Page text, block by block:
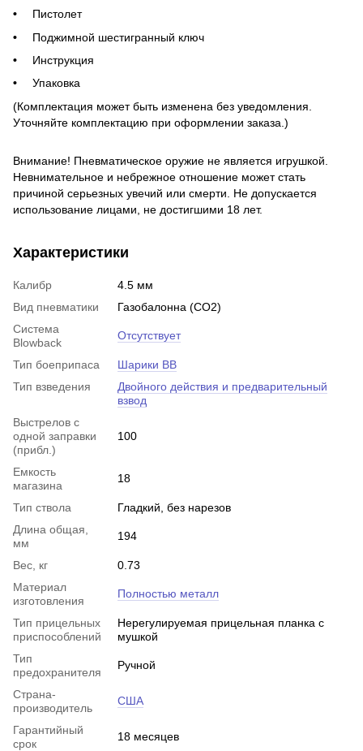
Пистолет
Поджимной шестигранный ключ
Инструкция
Упаковка
(Комплектация может быть изменена без уведомления.
Уточняйте комплектацию при оформлении заказа.)
Внимание! Пневматическое оружие не является игрушкой.
Невнимательное и небрежное отношение может стать
причиной серьезных увечий или смерти. Не допускается
использование лицами, не достигшими 18 лет.
Характеристики
Калибр
4.5 мм
Вид пневматики
Газобалонна (CO2)
Система
Blowback
Отсутствует
Тип боеприпаса
Шарики BB
Тип взведения
Двойного действия и предварительный
взвод
Выстрелов с
одной заправки
(прибл.)
100
Емкость
магазина
18
Тип ствола
Гладкий, без нарезов
Длина общая,
мм
194
Вес, кг
0.73
Материал
изготовления
Полностью металл
Тип прицельных
приспособлений
Нерегулируемая прицельная планка с
мушкой
Тип
предохранителя
Ручной
Страна-
производитель
США
Гарантийный
срок
18 месяцев